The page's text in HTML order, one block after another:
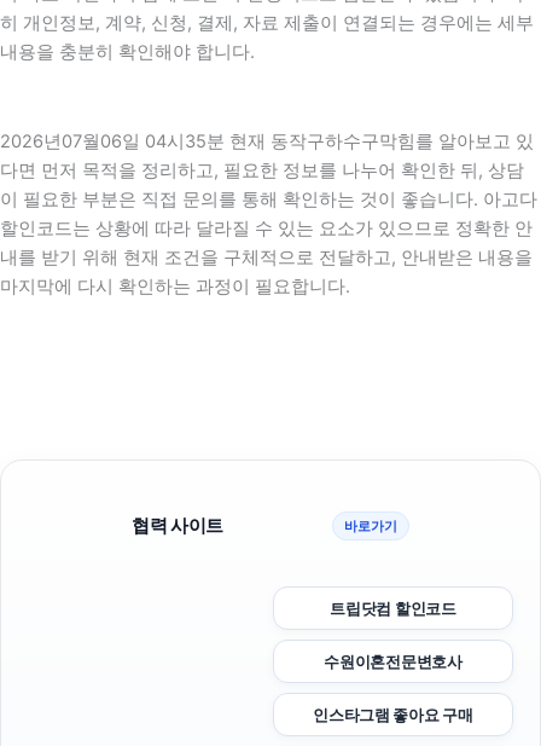
히 개인정보, 계약, 신청, 결제, 자료 제출이 연결되는 경우에는 세부
내용을 충분히 확인해야 합니다.
2026년07월06일 04시35분 현재 동작구하수구막힘를 알아보고 있
다면 먼저 목적을 정리하고, 필요한 정보를 나누어 확인한 뒤, 상담
이 필요한 부분은 직접 문의를 통해 확인하는 것이 좋습니다. 아고다
할인코드는 상황에 따라 달라질 수 있는 요소가 있으므로 정확한 안
내를 받기 위해 현재 조건을 구체적으로 전달하고, 안내받은 내용을
마지막에 다시 확인하는 과정이 필요합니다.
협력 사이트 바로가기
트립닷컴 할인코드
수원이혼전문변호사
인스타그램 좋아요 구매